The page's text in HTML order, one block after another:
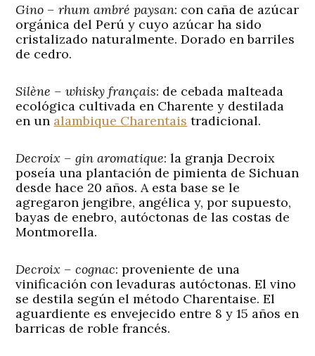
Gino – rhum ambré paysan: con caña de azúcar
orgánica del Perú y cuyo azúcar ha sido
cristalizado naturalmente. Dorado en barriles
de cedro.
Silène –whiskyfrançais: de cebada malteada
ecológica cultivada en Charente y destilada
en un alambique Charentais tradicional.
Decroix – gin aromatique:la granja Decroix
poseía una plantación de pimienta de Sichuan
desde hace 20 años. A esta base se le
agregaron jengibre, angélica y, por supuesto,
bayas de enebro, autóctonas de las costas de
Montmorella.
Decroix – cognac:proveniente de una
vinificación con levaduras autóctonas. El vino
se destila según el método Charentaise. El
aguardiente es envejecido entre 8 y 15 años en
barricas de roble francés.